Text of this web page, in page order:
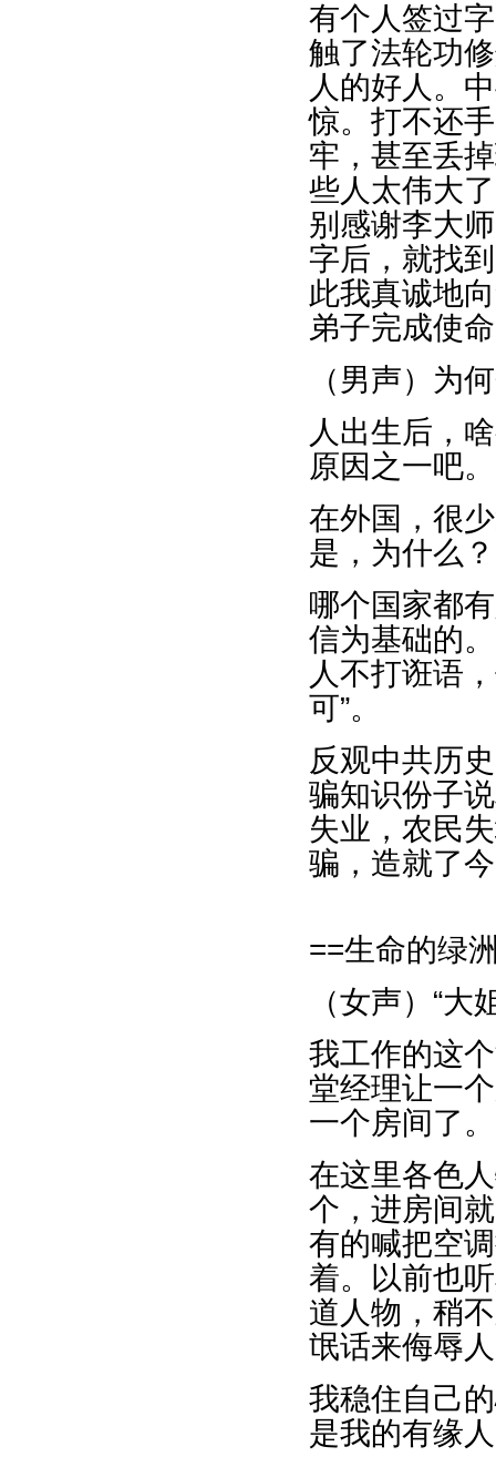
有个人签过
触了法轮功
人的好人。
惊。打不还
牢，甚至丢
些人太伟大
别感谢李大
字后，就找
此我真诚地
弟子完成使
（男声）为
人出生后，
原因之一吧。
在外国，很
是，为什么
哪个国家都
信为基础的
人不打诳语
可”。
反观中共历
骗知识份子
失业，农民
骗，造就了
==生命的绿
（女声）“
我工作的这
堂经理让一
一个房间了。
在这里各色
个，进房间
有的喊把空
着。以前也
道人物，稍
氓话来侮辱
我稳住自己
是我的有缘